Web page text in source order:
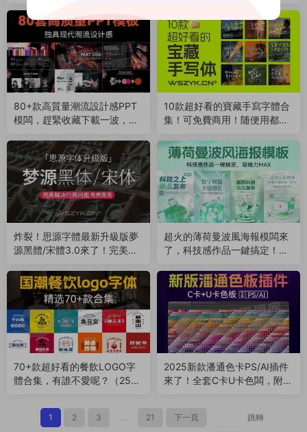
覺體驗（251008）
支持Win/Mac（250912）
80+款高質量潮流設計感PPT
模闆，趕緊收藏下載一波，必
4）
10款超好看的寶藏手寫字體合
集！可免費商用！随便用都好
炸裂！思源字體最新升級版夢
源黑體/宋體3.0來了！完美解
19）
超火的薄荷曼波風海報模闆來
了，科技感作品一鍵搞定！附
70+款超好看的餐飲LOGO字
體合集，有誰不愛呢？（2508
2025新款潘通色卡PS/AI插件
來了！全套C卡U卡色闆，附贈
1 2 3 ... 21 下一頁 跳轉